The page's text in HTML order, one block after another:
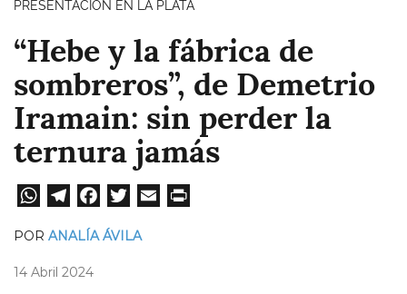
PRESENTACIÓN EN LA PLATA
“Hebe y la fábrica de
sombreros”, de Demetrio
Iramain: sin perder la
ternura jamás
W
A
Te
a
Fa
ce
POR ANALÍA ÁVILA
14 Abril 2024